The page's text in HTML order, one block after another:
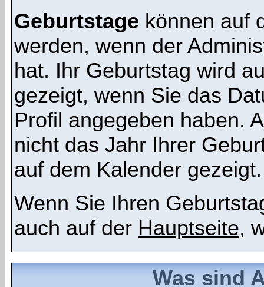
Geburtstage können auf
werden, wenn der
hat. Ihr Geburtstag wird
gezeigt, wenn Sie das
Profil angegeben haben.
nicht das Jahr Ihrer
auf dem Kalender gezeigt.
Wenn Sie Ihren
auch auf der Hauptseite,
Was sind